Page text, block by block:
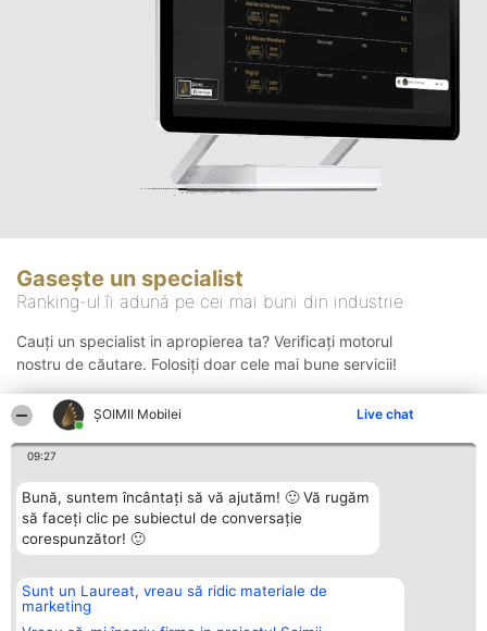
ȘOIMII Mobilei Live chat
09:27
Bună, suntem încântați să vă ajutăm! 🙂 Vă rugăm
să faceți clic pe subiectul de conversație
corespunzător! 🙂
Sunt un Laureat, vreau să ridic materiale de
marketing
Gasește un specialist
Ranking-ul îi adună pe cei mai buni din industrie
Cauți un specialist in apropierea ta? Verificați motorul
nostru de căutare. Folosiți doar cele mai bune servicii!
Organizator Ranking
BRIGHT SOLUTIONS BR SRL
Aleea Timisul De Sus 2 Bl. A30
Plebiscyt
Lista Tuturor
Contact